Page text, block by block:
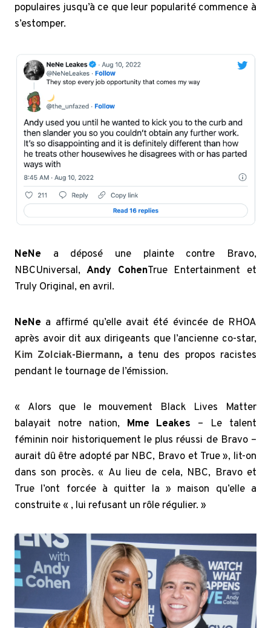
populaires jusqu’à ce que leur popularité commence à
s’estomper.
NeNe a déposé une plainte contre Bravo,
NBCUniversal, Andy CohenTrue Entertainment et
Truly Original, en avril.
NeNe a affirmé qu’elle avait été évincée de RHOA
après avoir dit aux dirigeants que l’ancienne co-star,
Kim Zolciak-Biermann, a tenu des propos racistes
pendant le tournage de l’émission.
« Alors que le mouvement Black Lives Matter
balayait notre nation, Mme Leakes – Le talent
féminin noir historiquement le plus réussi de Bravo –
aurait dû être adopté par NBC, Bravo et True », lit-on
dans son procès. « Au lieu de cela, NBC, Bravo et
True l’ont forcée à quitter la » maison qu’elle a
construite « , lui refusant un rôle régulier. »